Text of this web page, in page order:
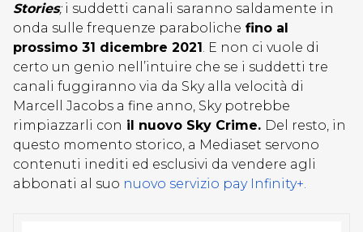
Stories; i suddetti canali saranno saldamente in
onda sulle frequenze paraboliche fino al
prossimo 31 dicembre 2021. E non ci vuole di
certo un genio nell’intuire che se i suddetti tre
canali fuggiranno via da Sky alla velocità di
Marcell Jacobs a fine anno, Sky potrebbe
rimpiazzarli con il nuovo Sky Crime. Del resto, in
questo momento storico, a Mediaset servono
contenuti inediti ed esclusivi da vendere agli
abbonati al suo nuovo servizio pay Infinity+.